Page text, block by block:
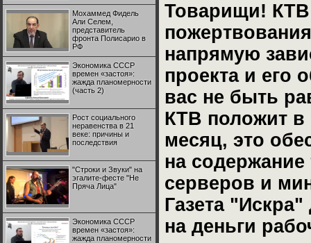
Мохаммед Фидель
Али Селем,
представитель
фронта Полисарио в
РФ
Экономика СССР
времен «застоя»:
жажда планомерности
(часть 2)
Рост социального
неравенства в 21
веке: причины и
последствия
"Строки и Звуки" на
эгалите-фесте "Не
Пряча Лица"
Экономика СССР
времен «застоя»:
жажда планомерности
Товарищи! КТВ
напрямую
проекта и его
вас не быть
КТВ положит в
месяц, это
на содержание
серверов и
Газета
на деньги